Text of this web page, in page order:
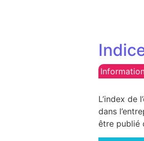
L’index de
dans
être publié